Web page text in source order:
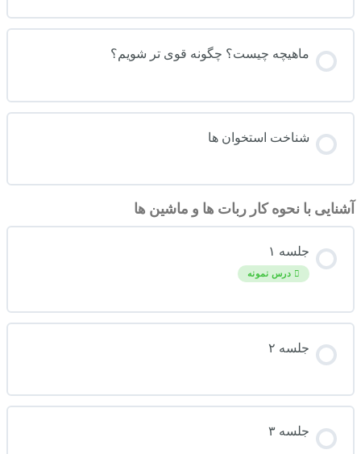
ماهیچه چیست؟ چگونه قوی تر شویم؟
شناخت استخوان ها
آشنایی با نحوه کار ربات ها و ماشین ها
جلسه ۱
درس نمونه
جلسه ۲
جلسه ۳